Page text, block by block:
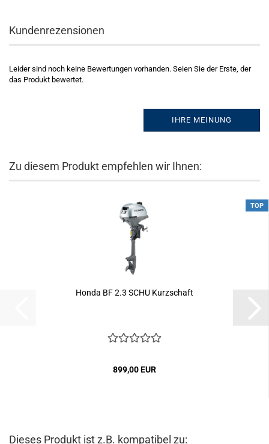
Kundenrezensionen
Leider sind noch keine Bewertungen vorhanden. Seien Sie der Erste, der
das Produkt bewertet.
IHRE MEINUNG
Zu diesem Produkt empfehlen wir Ihnen:
TOP
Honda BF 2.3 SCHU Kurzschaft
899,00 EUR
Dieses Produkt ist z.B. kompatibel zu: